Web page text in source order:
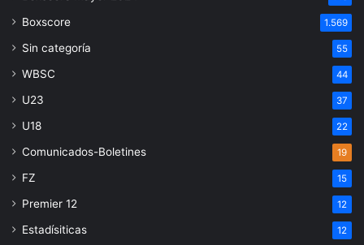
Boxscore 1.569
Sin categoría 55
WBSC 44
U23 37
U18 22
Comunicados-Boletines 19
FZ 15
Premier 12 12
Estadísiticas 12